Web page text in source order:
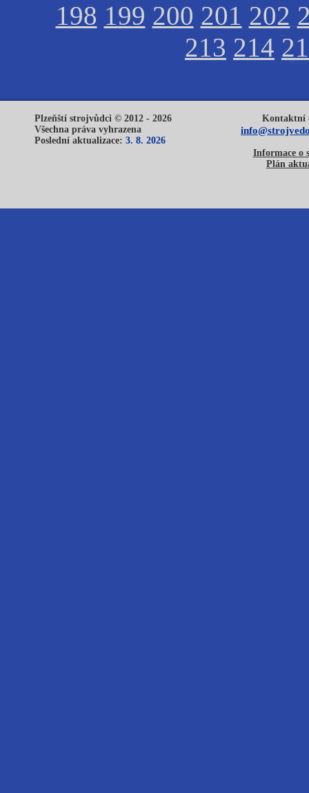
198 199 200 201 202
213 214
Plzeňští strojvůdci © 2012 - 2026
Všechna práva vyhrazena
Poslední aktualizace: 3. 8. 2026
Kontaktní
Informace o
Plán